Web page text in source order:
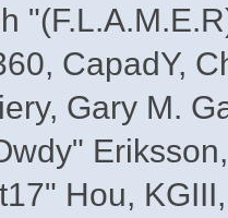
CapadY,
Gary M.
Hou,